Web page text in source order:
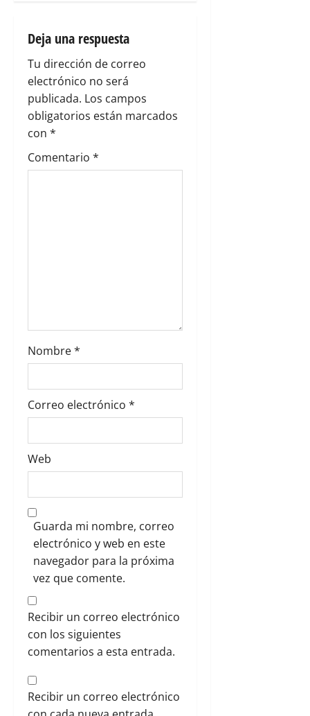
n
d
e
e
n
s
Deja una respuesta
Tu dirección de correo
electrónico no será
publicada. Los campos
obligatorios están marcados
con *
Comentario *
Nombre*
Correo electrónico *
Web
Guarda mi nombre, correo
electrónico y web en este
navegador para la próxima
vez que comente.
Recibir un correo electrónico
con los siguientes
comentarios a esta entrada.
Recibir un correo electrónico